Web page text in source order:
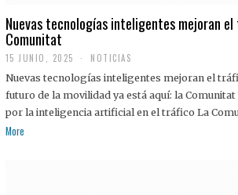
Nuevas tecnologías inteligentes mejoran
Comunitat
15 JUNIO, 2025 NOTICIAS
Nuevas tecnologías inteligentes mejoran el
futuro de la movilidad ya está aquí: la Comunitat
por la inteligencia artificial en el tráfico La
More